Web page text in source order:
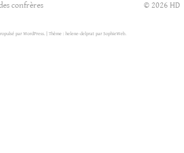
confrères
© 2026 HD
par WordPress. Thème : helene-delprat par SophieWeb.